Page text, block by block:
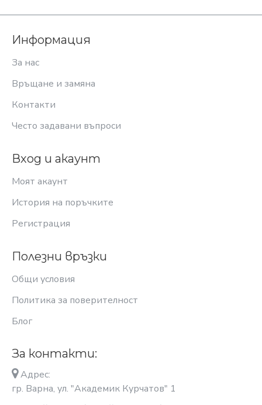
Информация
За нас
Връщане и замяна
Контакти
Често задавани въпроси
Вход и акаунт
Моят акаунт
История на поръчките
Регистрация
Полезни връзки
Общи условия
Политика за поверителност
Блог
За контакти:
Адрес:
гр. Варна, ул. "Академик Курчатов" 1